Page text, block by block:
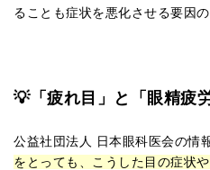
ることも症状を悪化させる要因の
💡「疲れ目」と「眼精疲
公益社団法人 日本眼科医会の情
をとっても、こうした目の症状